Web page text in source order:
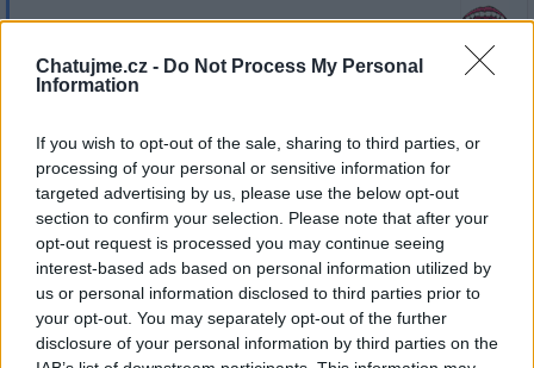
Chatujme.cz - Do Not Process My Personal
Information
If you wish to opt-out of the sale, sharing to third parties, or
processing of your personal or sensitive information for
targeted advertising by us, please use the below opt-out
section to confirm your selection. Please note that after your
opt-out request is processed you may continue seeing
interest-based ads based on personal information utilized by
us or personal information disclosed to third parties prior to
your opt-out. You may separately opt-out of the further
disclosure of your personal information by third parties on the
Přihlásit se a odpovědět
Smazaný| Předmět: RE: RE: RE: RE: RE:
RE: RE: RE: RE: RE:…
20.03.21 02:55:04
Reakce na příspěvek#6124
Ardeny